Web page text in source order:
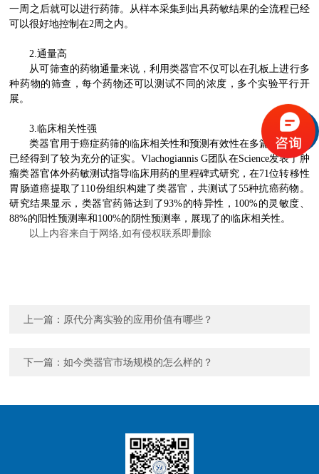
一周之后就可以进行药筛。从样本采集到出具药敏结果的全流程已经
可以很好地控制在2周之内。
2.通量高
从可筛查的药物通量来说，利用类器官不仅可以在孔板上进行多
种药物的筛查，每个药物还可以测试不同的浓度，多个实验平行开
展。
3.临床相关性强
类器官用于癌症药筛的临床相关性和预测有效性在多篇研究中都
已经得到了较为充分的证实。Vlachogiannis G团队在Science发表了肿
瘤类器官体外药敏测试指导临床用药的里程碑式研究，在71位转移性
胃肠道癌提取了110份组织构建了类器官，共测试了55种抗癌药物。
研究结果显示，类器官药筛达到了93%的特异性，100%的灵敏度、
88%的阳性预测率和100%的阴性预测率，展现了的临床相关性。
以上内容来自于网络,如有侵权联系即删除
上一篇： 原代分离实验的应用价值有哪些？
下一篇：如今类器官市场规模的怎么样的？